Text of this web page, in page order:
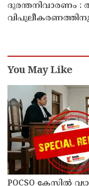
ദുരന്തനിവാരണം :
You May Like
POCSO കേസിൽ